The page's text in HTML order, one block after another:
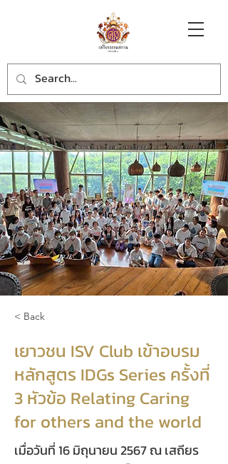
< Back
เยาวชน ISV Club เข้าอบรม
หลักสูตร IDGs Series ครั้งที่
3 หัวข้อ Relating Caring
for others and the world
เมื่อวันที่ 16 มิถุนายน 2567 ณ เสถียร